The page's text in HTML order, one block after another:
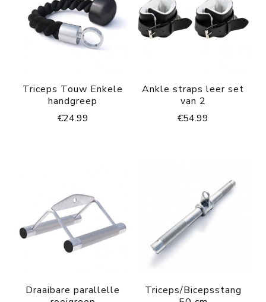
Triceps Touw Enkele
handgreep
€24.99
Ankle straps leer set
van 2
€54.99
Draaibare parallelle
Triceps/Bicepsstang